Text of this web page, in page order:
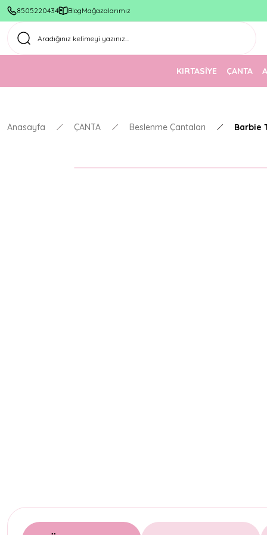
8505220434 BlogMağazalarımız
KIRTASİYE ÇANTA
Anasayfa ÇANTA Beslenme Çantaları Barbie